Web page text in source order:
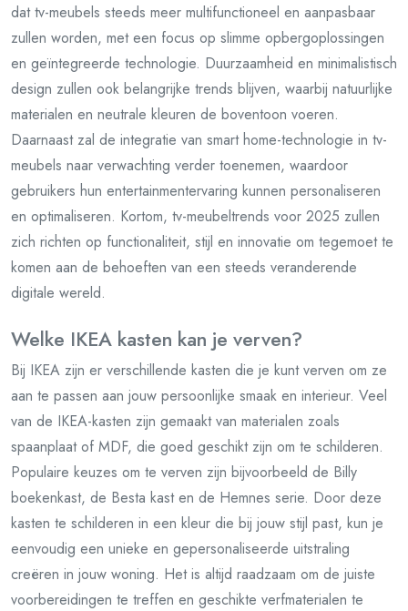
dat tv-meubels steeds meer multifunctioneel en aanpasbaar
zullen worden, met een focus op slimme opbergoplossingen
en geïntegreerde technologie. Duurzaamheid en minimalistisch
design zullen ook belangrijke trends blijven, waarbij natuurlijke
materialen en neutrale kleuren de boventoon voeren.
Daarnaast zal de integratie van smart home-technologie in tv-
meubels naar verwachting verder toenemen, waardoor
gebruikers hun entertainmentervaring kunnen personaliseren
en optimaliseren. Kortom, tv-meubeltrends voor 2025 zullen
zich richten op functionaliteit, stijl en innovatie om tegemoet te
komen aan de behoeften van een steeds veranderende
digitale wereld.
Welke IKEA kasten kan je verven?
Bij IKEA zijn er verschillende kasten die je kunt verven om ze
aan te passen aan jouw persoonlijke smaak en interieur. Veel
van de IKEA-kasten zijn gemaakt van materialen zoals
spaanplaat of MDF, die goed geschikt zijn om te schilderen.
Populaire keuzes om te verven zijn bijvoorbeeld de Billy
boekenkast, de Besta kast en de Hemnes serie. Door deze
kasten te schilderen in een kleur die bij jouw stijl past, kun je
eenvoudig een unieke en gepersonaliseerde uitstraling
creëren in jouw woning. Het is altijd raadzaam om de juiste
voorbereidingen te treffen en geschikte verfmaterialen te